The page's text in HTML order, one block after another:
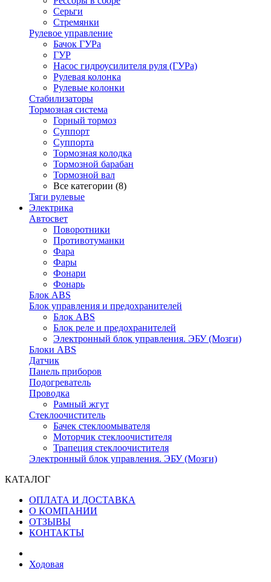
Серьги
Стремянки
Рулевое управление
Бачок ГУРа
ГУР
Насос гидроусилителя руля (ГУРа)
Рулевая колонка
Рулевые колонки
Стабилизаторы
Тормозная система
Горный тормоз
Суппорт
Суппорта
Тормозная колодка
Тормозной барабан
Тормозной вал
Все категории (8)
Тяги рулевые
Электрика
Автосвет
Поворотники
Противотуманки
Фара
Фары
Фонари
Фонарь
Блок ABS
Блок управления и предохранителей
Блок ABS
Блок реле и предохранителей
Электронный блок управления. ЭБУ (Мозги)
Блоки ABS
Датчик
Панель приборов
Подогреватель
Проводка
Рамный жгут
Стеклоочиститель
Бачек стеклоомывателя
Моторчик стеклоочистителя
Трапеция стеклоочистителя
Электронный блок управления. ЭБУ (Мозги)
КАТАЛОГ
ОПЛАТА И ДОСТАВКА
О КОМПАНИИ
ОТЗЫВЫ
КОНТАКТЫ
Ходовая